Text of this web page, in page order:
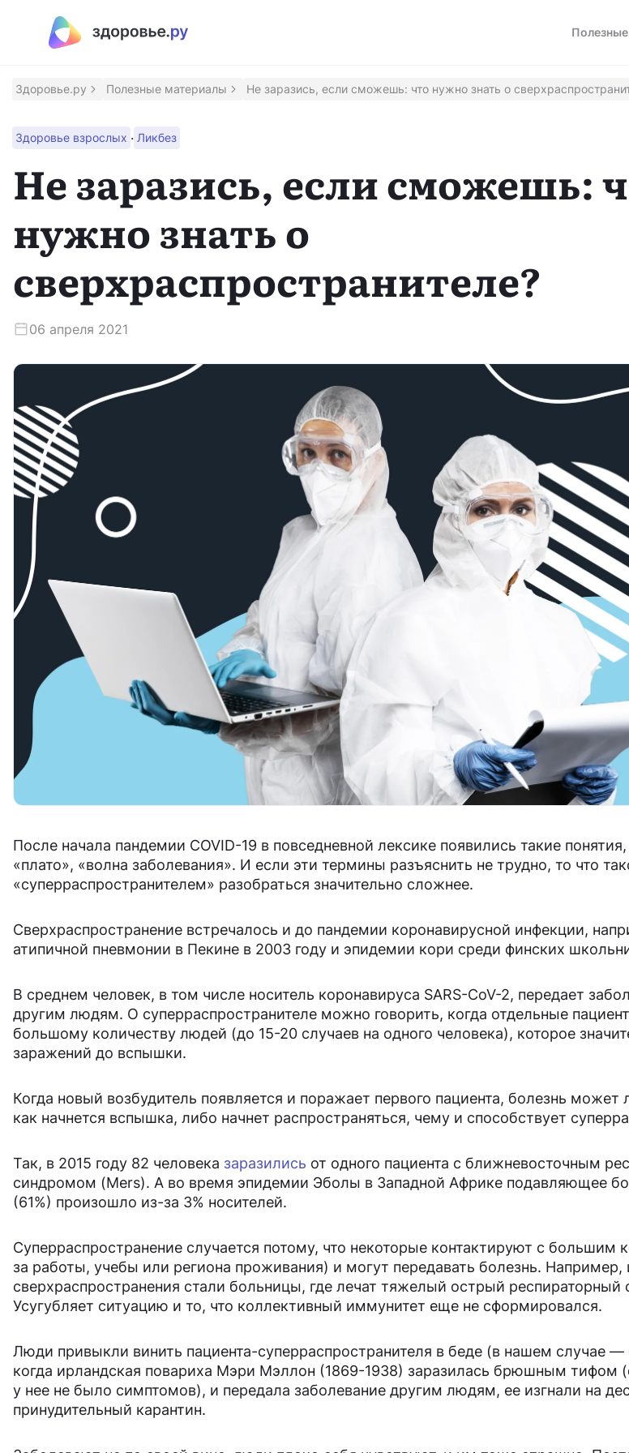
Здоровье.ру Полезные материалы Не заразись, если сможешь: что нужно знать о
Здоровье взрослых · Ликбез
Не заразись, если сможешь:
нужно знать о
сверхраспространителе?
06 апреля 2021
После начала пандемии COVID-19 в повседневной лексике появились такие
«плато», «волна заболевания». И если эти термины разъяснить не трудно, то что
«суперраспространителем» разобраться значительно сложнее.
Сверхраспространение встречалось и до пандемии коронавирусной инфекции,
атипичной пневмонии в Пекине в 2003 году и эпидемии кори среди финских
В среднем человек, в том числе носитель коронавируса SARS-CoV-2, передает
другим людям. О суперраспространителе можно говорить, когда отдельные
большому количеству людей (до 15-20 случаев на одного человека), которое
заражений до вспышки.
Когда новый возбудитель появляется и поражает первого пациента, болезнь может
как начнется вспышка, либо начнет распространяться, чему и способствует
Так, в 2015 году 82 человека заразились от одного пациента с ближневосточным
синдромом (Mers). А во время эпидемии Эболы в Западной Африке подавляющее
(61%) произошло из-за 3% носителей.
Суперраспространение случается потому, что некоторые контактируют с большим
за работы, учебы или региона проживания) и могут передавать болезнь. Например,
сверхраспространения стали больницы, где лечат тяжелый острый респираторный
Усугубляет ситуацию и то, что коллективный иммунитет еще не сформировался.
Люди привыкли винить пациента-суперраспространителя в беде (в нашем случае
когда ирландская повариха Мэри Мэллон (1869-1938) заразилась брюшным тифом
у нее не было симптомов), и передала заболевание другим людям, ее изгнали на
принудительный карантин.
Полезные материалы
Программы
Восстановление после инсульта
Контроль над псориазом
Программа для людей с ВМД и ДМО
Приложение врача
Скачать приложение